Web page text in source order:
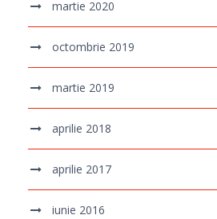
martie 2020
octombrie 2019
martie 2019
aprilie 2018
aprilie 2017
iunie 2016